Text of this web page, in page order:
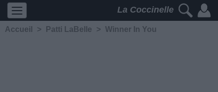
La Coccinelle
Accueil > Patti LaBelle > Winner In You